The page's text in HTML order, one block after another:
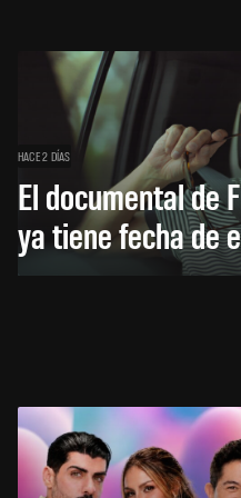
HACE 2 DÍAS
El documental de
ya tiene fecha de